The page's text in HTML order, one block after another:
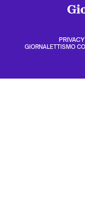
GIORNALETTISMO